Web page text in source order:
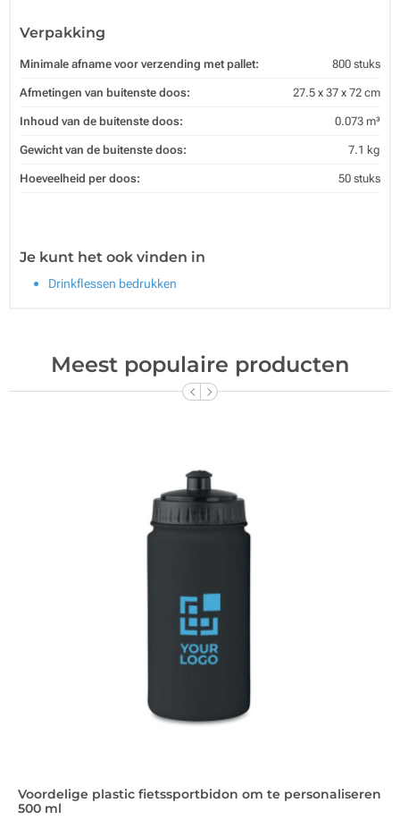
Verpakking
Minimale afname voor verzending met pallet: 800 stuks
Afmetingen van buitenste doos: 27.5 x 37 x 72 cm
Inhoud van de buitenste doos: 0.073 m³
Gewicht van de buitenste doos: 7.1 kg
Hoeveelheid per doos: 50 stuks
Je kunt het ook vinden in
Drinkflessen bedrukken
Meest populaire producten
Voordelige plastic fietssportbidon om te personaliseren
500 ml